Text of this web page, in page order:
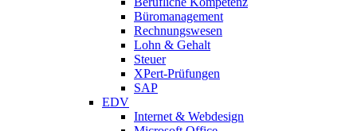
Büromanagement
Rechnungswesen
Lohn & Gehalt
Steuer
XPert-Prüfungen
SAP
EDV
Internet & Webdesign